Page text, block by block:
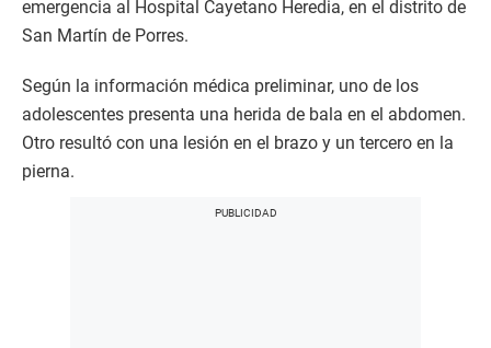
emergencia al Hospital Cayetano Heredia, en el distrito de
San Martín de Porres.
Según la información médica preliminar, uno de los
adolescentes presenta una herida de bala en el abdomen.
Otro resultó con una lesión en el brazo y un tercero en la
pierna.